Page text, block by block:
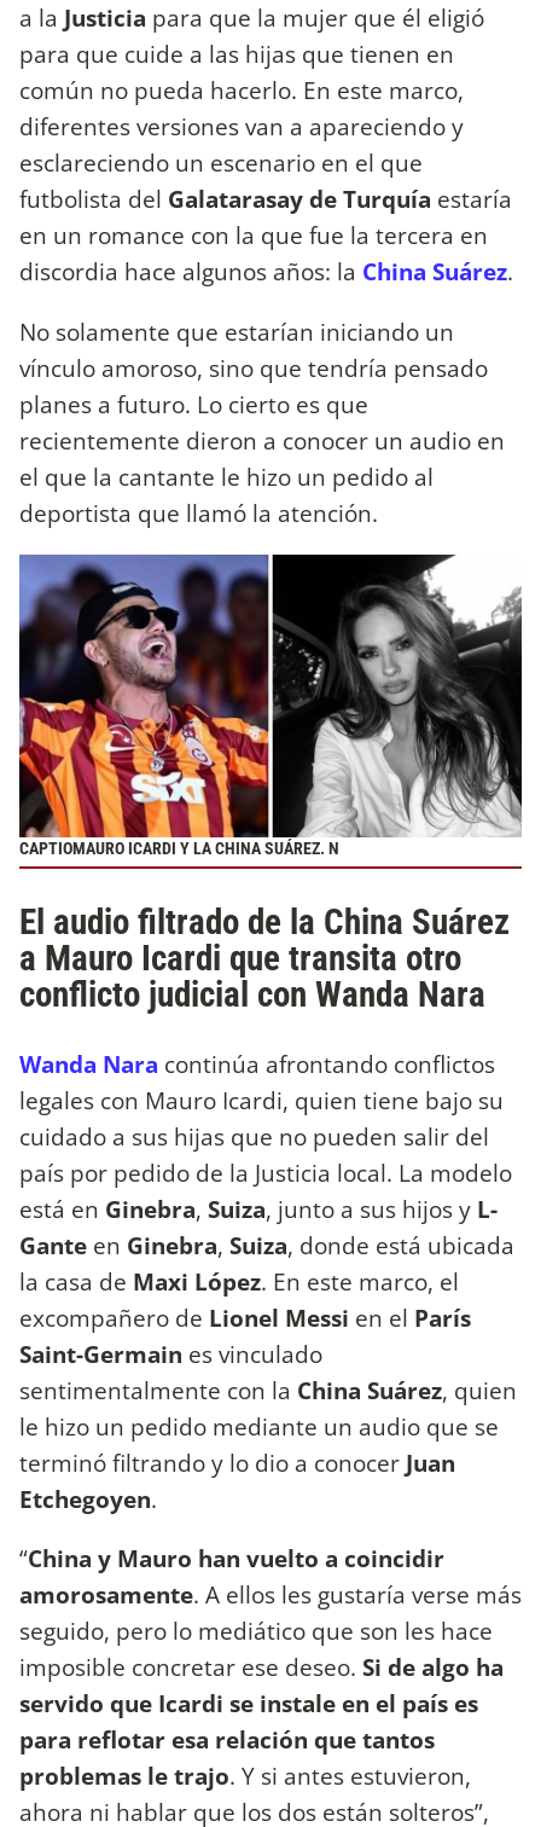
a la Justicia para que la mujer que él eligió
para que cuide a las hijas que tienen en
común no pueda hacerlo. En este marco,
diferentes versiones van a apareciendo y
esclareciendo un escenario en el que
futbolista del Galatarasay de Turquía estaría
en un romance con la que fue la tercera en
discordia hace algunos años: la China Suárez.
No solamente que estarían iniciando un
vínculo amoroso, sino que tendría pensado
planes a futuro. Lo cierto es que
recientemente dieron a conocer un audio en
el que la cantante le hizo un pedido al
deportista que llamó la atención.
CAPTIOMAURO ICARDI Y LA CHINA SUÁREZ. N
El audio filtrado de la China Suárez
a Mauro Icardi que transita otro
conflicto judicial con Wanda Nara
Wanda Nara continúa afrontando conflictos
legales con Mauro Icardi, quien tiene bajo su
cuidado a sus hijas que no pueden salir del
país por pedido de la Justicia local. La modelo
está en Ginebra, Suiza, junto a sus hijos y L-
Gante en Ginebra, Suiza, donde está ubicada
la casa de Maxi López. En este marco, el
excompañero de Lionel Messi en el París
Saint-Germain es vinculado
sentimentalmente con la China Suárez, quien
le hizo un pedido mediante un audio que se
terminó filtrando y lo dio a conocer Juan
Etchegoyen.
“China y Mauro han vuelto a coincidir
amorosamente. A ellos les gustaría verse más
seguido, pero lo mediático que son les hace
imposible concretar ese deseo. Si de algo ha
servido que Icardi se instale en el país es
para reflotar esa relación que tantos
problemas le trajo. Y si antes estuvieron,
ahora ni hablar que los dos están solteros”,